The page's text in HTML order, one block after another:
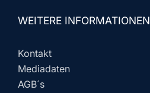
WEITERE INFORMATIONEN
Kontakt
Mediadaten
AGB´s